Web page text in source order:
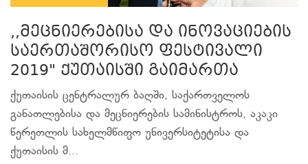
,,მეცნიერებისა და ინოვაციების
საერთაშორისო ფესტივალი
2019" ქუთაისში გაიმართა
ქუთაისის ცენტრალურ ბაღში, საქართველოს
განათლებისა და მეცნიერების სამინისტროს, აკაკი
წერეთლის სახელმწიფო უნივერსიტეტისა და
ქუთაისის მ...